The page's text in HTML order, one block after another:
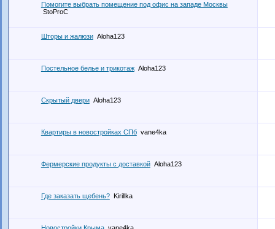
Помогите выбрать помещение под офис на западе Москвы
StoProC
Шторы и жалюзи Aloha123
Постельное белье и трикотаж Aloha123
Скрытый двери Aloha123
Квартиры в новостройках СПб vane4ka
Фермерские продукты с доставкой Aloha123
Где заказать щебень? Kirillka